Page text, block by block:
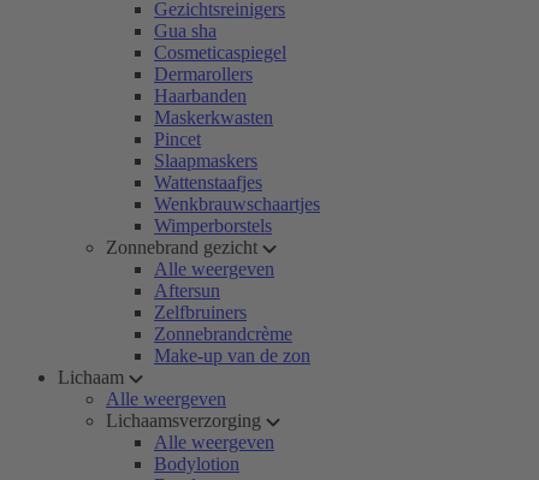
Gezichtsreinigers
Gua sha
Cosmeticaspiegel
Dermarollers
Haarbanden
Maskerkwasten
Pincet
Slaapmaskers
Wattenstaafjes
Wenkbrauwschaartjes
Wimperborstels
Zonnebrand gezicht
Alle weergeven
Aftersun
Zelfbruiners
Zonnebrandcrème
Make-up van de zon
Lichaam
Alle weergeven
Lichaamsverzorging
Alle weergeven
Bodylotion